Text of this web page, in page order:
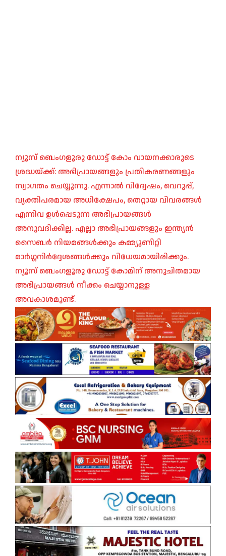
ന്യൂസ് ബെംഗളൂരു ഡോട്ട് കോം വായനക്കാരുടെ
ശ്രദ്ധയ്ക്ക്: അഭിപ്രായങ്ങളും പ്രതികരണങ്ങളും
സ്വാഗതം ചെയ്യുന്നു. എന്നാൽ വിദ്വേഷം, വെറുപ്പ്,
വ്യക്തിപരമായ അധിക്ഷേപം, തെറ്റായ വിവരങ്ങൾ
എന്നിവ ഉൾപ്പെടുന്ന അഭിപ്രായങ്ങൾ
അനുവദിക്കില്ല. എല്ലാ അഭിപ്രായങ്ങളും ഇന്ത്യൻ
സൈബർ നിയമങ്ങൾക്കും കമ്മ്യൂണിറ്റി
മാർഗ്ഗനിർദ്ദേശങ്ങൾക്കും വിധേയമായിരിക്കും.
ന്യൂസ് ബെംഗളൂരു ഡോട്ട് കോമിന് അനുചിതമായ
അഭിപ്രായങ്ങൾ നീക്കം ചെയ്യാനുള്ള
അവകാശമുണ്ട്.